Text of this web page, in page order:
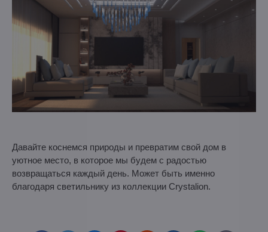
Давайте коснемся природы и превратим свой дом в
уютное место, в которое мы будем с радостью
возвращаться каждый день. Может быть именно
благодаря светильнику из коллекции Crystalion.